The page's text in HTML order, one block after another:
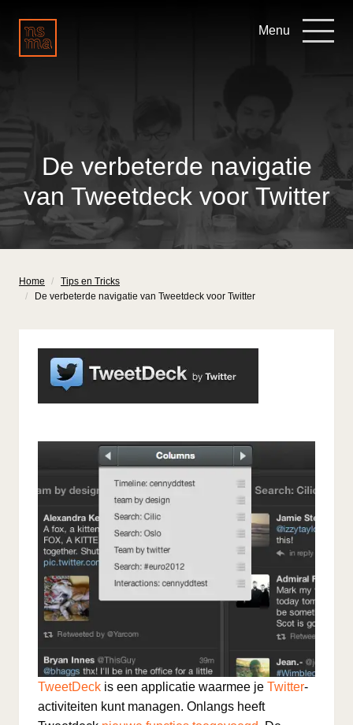
Menu
De verbeterde navigatie
van Tweetdeck voor Twitter
Home
Tips en Tricks
De verbeterde navigatie van Tweetdeck voor Twitter
TweetDeck is een applicatie waarmee je Twitter-
activiteiten kunt managen. Onlangs heeft